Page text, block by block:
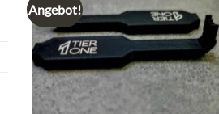
Angebot!
Add to